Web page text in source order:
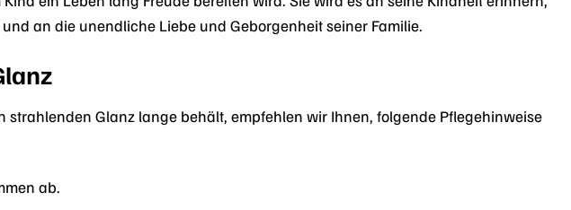
an die unendliche Liebe und Geborgenheit seiner Familie.
strahlenden Glanz lange behält, empfehlen wir Ihnen, folgende Pflegehinweise
ab.